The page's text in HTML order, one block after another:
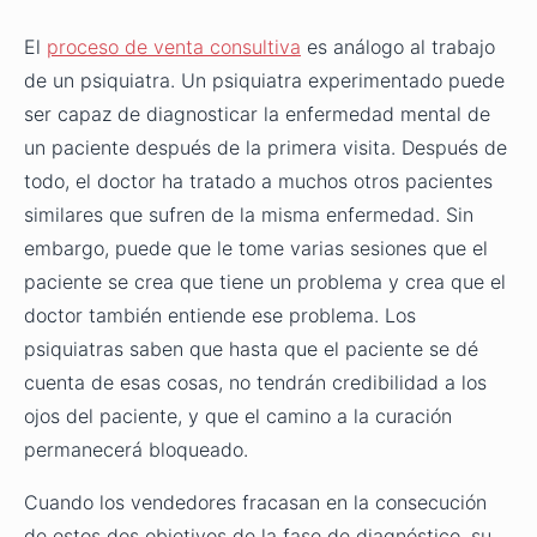
El proceso de venta consultiva es análogo al trabajo
de un psiquiatra. Un psiquiatra experimentado puede
ser capaz de diagnosticar la enfermedad mental de
un paciente después de la primera visita. Después de
todo, el doctor ha tratado a muchos otros pacientes
similares que sufren de la misma enfermedad. Sin
embargo, puede que le tome varias sesiones que el
paciente se crea que tiene un problema y crea que el
doctor también entiende ese problema. Los
psiquiatras saben que hasta que el paciente se dé
cuenta de esas cosas, no tendrán credibilidad a los
ojos del paciente, y que el camino a la curación
permanecerá bloqueado.
Cuando los vendedores fracasan en la consecución